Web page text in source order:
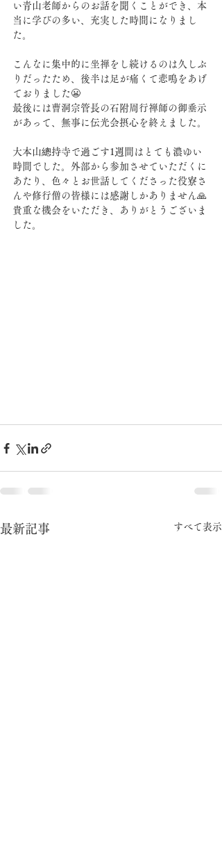
い青山老師からのお話を聞くことができ、本
当に学びの多い、充実した時間になりまし
た。
こんなに集中的に坐禅をし続けるのは久しぶ
りだったため、後半は足が痛くて悲鳴をあげ
ておりました😬
最後には曹洞宗管長の石附周行禅師の御垂示
があって、無事に伝光会摂心を終えました。
大本山總持寺で過ごす1週間はとても濃ゆい
時間でした。外部から参加させていただくに
あたり、色々とお世話してくださった役寮さ
んや修行僧の皆様には感謝しかありません🙏
貴重な機会をいただき、ありがとうございま
した。
最新記事 すべて表示